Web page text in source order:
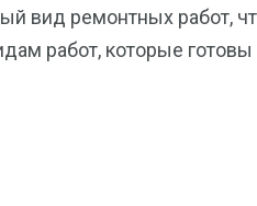
вид ремонтных работ,
работ, которые